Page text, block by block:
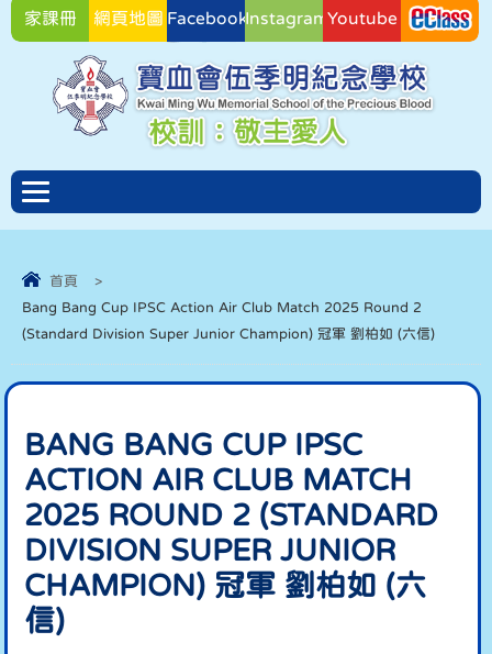
家課冊 網頁地圖 FacebookInstagramYoutube
首頁
>
Bang Bang Cup IPSC Action Air Club Match 2025 Round 2
(Standard Division Super Junior Champion) 冠軍 劉柏如 (六信)
BANG BANG CUP IPSC
ACTION AIR CLUB MATCH
2025 ROUND 2 (STANDARD
DIVISION SUPER JUNIOR
CHAMPION) 冠軍 劉柏如 (六
信)